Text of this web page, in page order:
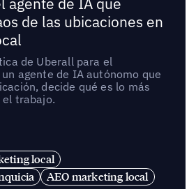
de las ubicaciones en
de Uberall para el
agente de IA autónomo que
decide qué es lo más
trabajo.
local
AEO marketing local